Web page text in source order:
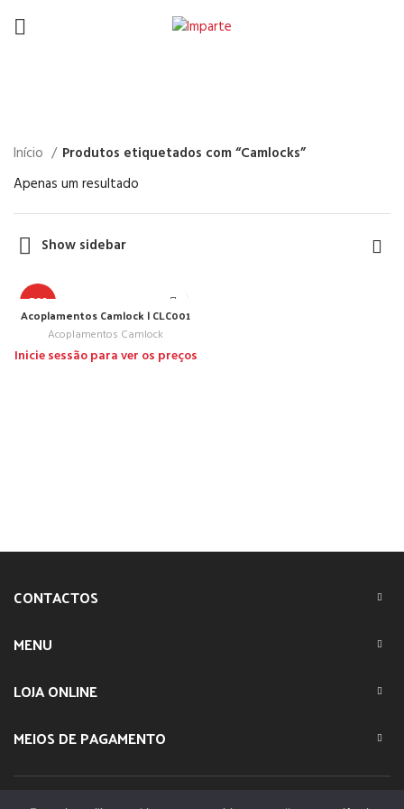
Início
Produtos etiquetados com “Camlocks”
Apenas um resultado
Show sidebar
TOP
Acoplamentos Camlock | CLC001
Acoplamentos Camlock
Inicie sessão para ver os preços
CONTACTOS
MENU
LOJA ONLINE
MEIOS DE PAGAMENTO